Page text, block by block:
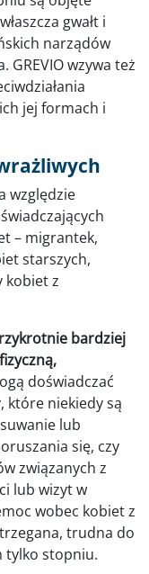
gwałt i
narządów
GREVIO wzywa też
jej formach i
względzie
– migrantek,
starszych,
kobiet z
bardziej
doświadczać
które niekiedy są
lub
się, czy
związanych z
lub wizyt w
wobec kobiet z
trudna do
tylko stopniu.